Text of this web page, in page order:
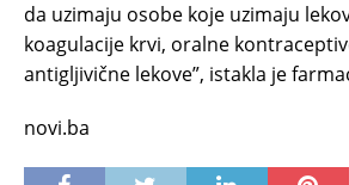
da uzimaju osobe koje uzimaju
koagulacije krvi, oralne
antigljivične lekove”, istakla je
novi.ba